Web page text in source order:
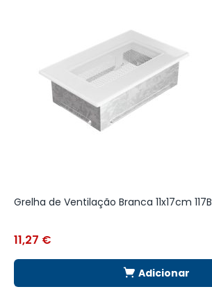
Grelha de Ventilação Branca 11x17cm 117B
11,27 €
Adicionar